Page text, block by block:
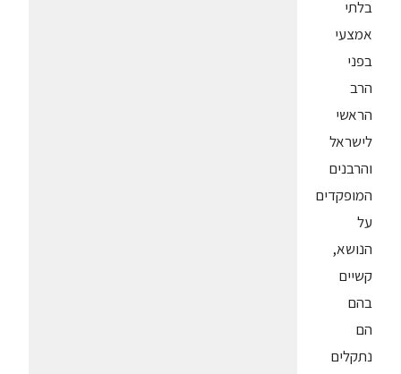
בלתי
אמצעי
בפני
הרב
הראשי
לישראל
והרבנים
המופקדים
על
הנושא,
קשיים
בהם
הם
נתקלים